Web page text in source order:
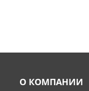
О КОМПАНИИ